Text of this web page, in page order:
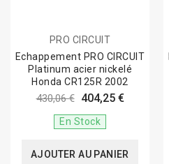
PRO CIRCUIT
Echappement PRO CIRCUIT
Platinum acier nickelé
Honda CR125R 2002
430,06 € 404,25 €
En Stock
AJOUTER AU PANIER